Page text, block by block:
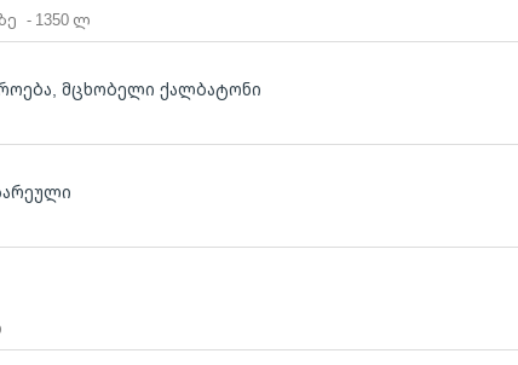
- 1350 ლ
მცხობელი ქალბატონი